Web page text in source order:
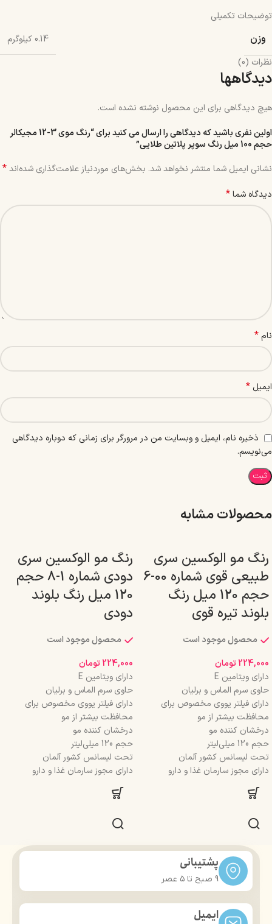
توضیحات تکمیلی
وزن
0.14 کیلوگرم
نظرات (0)
دیدگاهها
هیچ دیدگاهی برای این محصول نوشته نشده است.
اولین نفری باشید که دیدگاهی را ارسال می کنید برای “رنگ موی 3-12 مجیکالر
حجم 100 میل رنگ سوپر پلاتین طلایی”
نشانی ایمیل شما منتشر نخواهد شد. بخش‌های موردنیاز علامت‌گذاری شده‌اند*
دیدگاه شما*
نام*
ایمیل *
ذخیره نام، ایمیل و وبسایت من در مرورگر برای زمانی که دوباره دیدگاهی
می‌نویسم.
محصولات مشابه
رنگ مو الوکسین سری
طبیعی قوی شماره 00-6
حجم 120 میل رنگ
بلوند تیره قوی
محصول موجود است
224,000تومان
دارای ویتامین E
حاوی سرم الماس و برلیان
دارای فیلتر یووی مخصوص برای
محافظت بیشتر از مو
درخشان کننده مو
حجم 120 میلی‌لیتر
تحت لیسانس کشور آلمان
دارای مجوز سارمان غذا و دارو
رنگ مو الوکسین سری
دودی شماره 1-8 حجم
120 میل رنگ بلوند
دودی
محصول موجود است
224,000تومان
دارای ویتامین E
حاوی سرم الماس و برلیان
دارای فیلتر یووی مخصوص برای
محافظت بیشتر از مو
درخشان کننده مو
حجم 120 میلی‌لیتر
تحت لیسانس کشور آلمان
دارای مجوز سارمان غذا و دارو
پشتیبانی
9 صبح تا ۵ عصر
ایمیل